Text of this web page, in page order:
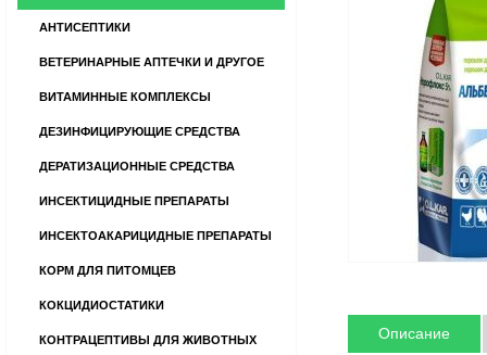
Описание
АНТИСЕПТИКИ
ВЕТЕРИНАРНЫЕ АПТЕЧКИ И ДРУГОЕ
ВИТАМИННЫЕ КОМПЛЕКСЫ
ДЕЗИНФИЦИРУЮЩИЕ СРЕДСТВА
ДЕРАТИЗАЦИОННЫЕ СРЕДСТВА
ИНСЕКТИЦИДНЫЕ ПРЕПАРАТЫ
ИНСЕКТОАКАРИЦИДНЫЕ ПРЕПАРАТЫ
КОРМ ДЛЯ ПИТОМЦЕВ
КОКЦИДИОСТАТИКИ
КОНТРАЦЕПТИВЫ ДЛЯ ЖИВОТНЫХ